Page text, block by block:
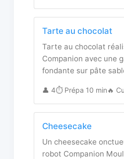
Tarte au chocolat
Tarte au chocolat
Companion avec une
fondante sur pâte
👤 4⏱️ Prépa 10 min🔥
Cheesecake
Un cheesecake
robot Companion